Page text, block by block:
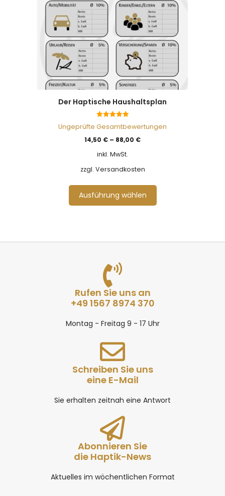
Der Haptische Haushaltsplan
von 5
Ungeprüfte Gesamtbewertungen
14,50 € – 88,00 €
inkl. MwSt.
zzgl. Versandkosten
Ausführung wählen
Rufen Sie uns an
+49 1567 8974 370
Montag - Freitag 9 - 17 Uhr
Schreiben Sie uns
eine E-Mail
Sie erhalten zeitnah eine Antwort
Abonnieren Sie
die Haptik-News
Aktuelles im wöchentlichen Format